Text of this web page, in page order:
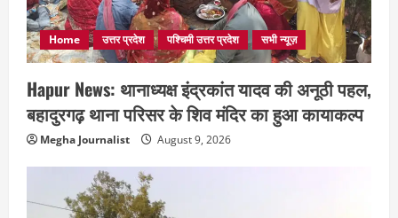
Home उत्तर प्रदेश पश्चिमी उत्तर प्रदेश सभी न्यूज़
Hapur News: थानाध्यक्ष इंद्रकांत यादव की अनूठी पहल,
बहादुरगढ़ थाना परिसर के शिव मंदिर का हुआ कायाकल्प
Megha Journalist August 9, 2026